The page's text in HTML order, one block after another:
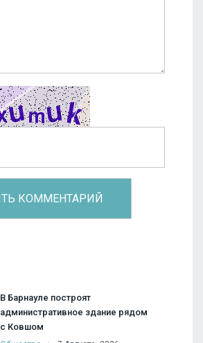
В Барнауле построят
административное здание рядом
с Ковшом